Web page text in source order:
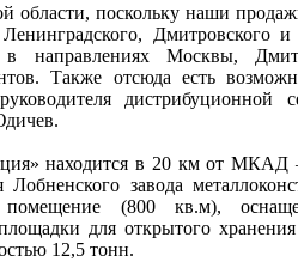
области, поскольку наши
Дмитровского и
Москвы,
Также отсюда есть
дистрибуционной
находится в 20 км от МКАД
Лобненского завода
помещение (800 кв.м),
для открытого
12,5 тонн.